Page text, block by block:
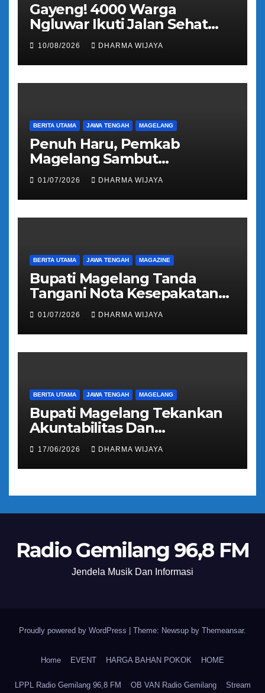
Gayeng! 4000 Warga
Ngluwar Ikuti Jalan Sehat
Guyub Rukun, Catur Hardono
: Angkat Potensi Desa
10/08/2026 DHARMA WIJAYA
BERITA UTAMA JAWA TENGAH MAGELANG
Penuh Haru, Pemkab
Magelang Sambut
Kepulangan Jemaah Haji
Kloter 81
01/07/2026 DHARMA WIJAYA
BERITA UTAMA JAWA TENGAH MAGAZINE
Bupati Magelang Tanda
Tangani Nota Kesepakatan
Pengalihan Pelayanan
Regident Di Kecamatan
Bandongan
01/07/2026 DHARMA WIJAYA
BERITA UTAMA JAWA TENGAH MAGELANG
Bupati Magelang Tekankan
Akuntabilitas Dan
Tranparansi Pengelolaan
Bantuan Keuangan Parpol
17/06/2026 DHARMA WIJAYA
Radio Gemilang 96,8 FM
Jendela Musik Dan Informasi
Proudly powered by WordPress Theme: Newsup by Themeansar.
Home EVENT HARGA BAHAN POKOK HOME
LPPL Radio Gemilang 96,8 FM OB VAN Radio Gemilang Stream